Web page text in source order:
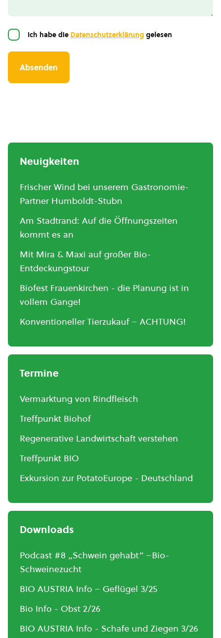
EinwilligungIch habe die Datenschutzerklärung gelesen
Neuigkeiten
Frischer Wind bei unserem Gastronomie-
Partner Humboldt-Stubn
Am Stadtrand: Auf die Öffnungszeiten
kommt es an
Mit Mira & Maxi auf großer Bio-
Entdeckungstour
Biofest Frauenkirchen - die Planung ist in
vollem Gange!
Konventioneller Tierzukauf – ACHTUNG!
Termine
Vermarktung von Rindfleisch
Treffpunkt Biohof
Regenerative Landwirtschaft verstehen
Treffpunkt BIO
Exkursion zur PotatoEurope - Deutschland
Downloads
Podcast #8 „Schwein gehabt“ –Bio-
Schweinezucht
BIO AUSTRIA Info – Geflügel 3/25
Bio Info - Obst 2/26
BIO AUSTRIA Info - Schafe und Ziegen 3/26